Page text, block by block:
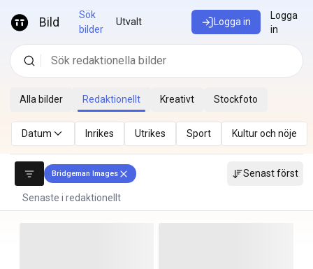
Bild
Sök
bilder
Utvalt Logga in
Logga
in
Alla bilder Redaktionellt Kreativt Stockfoto
Datum Inrikes Utrikes Sport Kultur och nöje
Bridgeman Images Senast först
Senaste i redaktionellt